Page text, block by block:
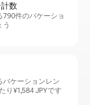
数
件のバケーショ
う
バケーションレン
り¥1,584 JPYです